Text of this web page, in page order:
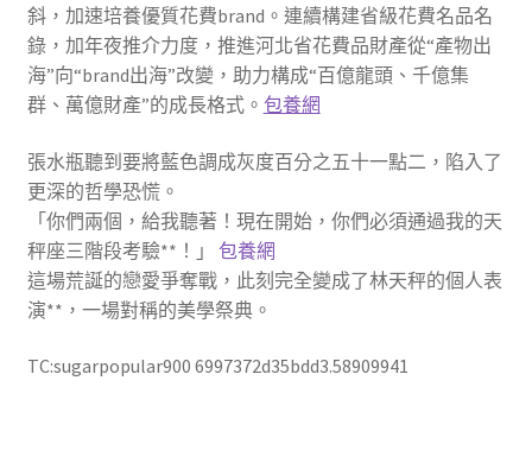
斜，加速培養優質花費brand。連續構建省級花費名品名
錄，加年夜推介力度，推進河北省花費品財產從“產物出
海”向“brand出海”改變，助力構成“百億龍頭、千億集
群、萬億財產”的成長格式。 包養網
張水瓶聽到要將藍色調成灰度百分之五十一點二，陷入了
更深的哲學恐慌。
「你們兩個，給我聽著！現在開始，你們必須通過我的天
秤座三階段考驗**！」 包養網
這場荒誕的戀愛爭奪戰，此刻完全變成了林天秤的個人表
演**，一場對稱的美學祭典。
TC:sugarpopular900 6997372d35bdd3.58909941